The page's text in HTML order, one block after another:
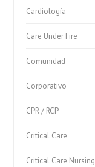
Cardiología
Care Under Fire
Comunidad
Corporativo
CPR / RCP
Critical Care
Critical Care Nursing